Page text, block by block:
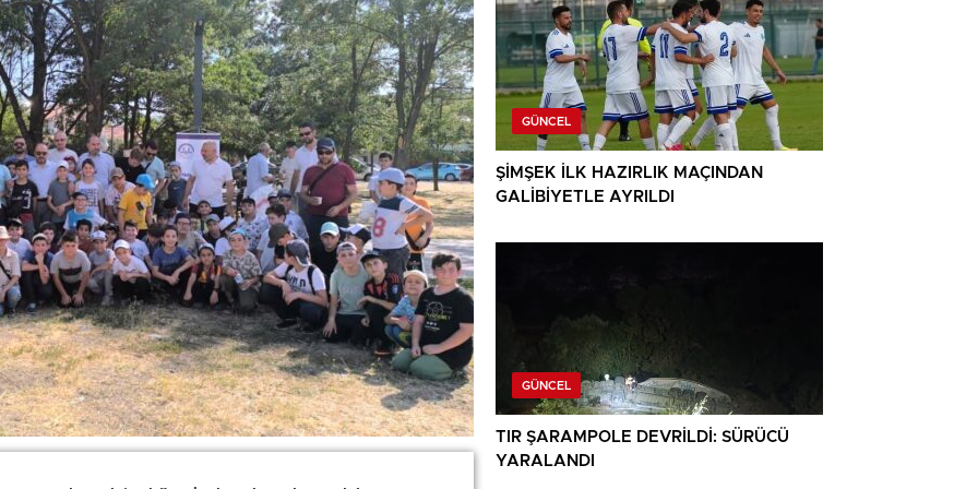
GÜNCEL
ŞİMŞEK İLK HAZIRLIK MAÇINDAN
GALİBİYETLE AYRILDI
GÜNCEL
TIR ŞARAMPOLE DEVRİLDİ: SÜRÜCÜ
YARALANDI